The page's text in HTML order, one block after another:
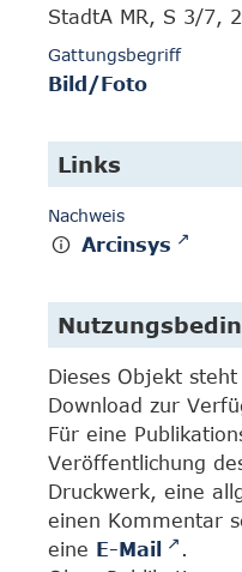
StadtA MR, S 3/7,
Gattungsbegriff
Bild/Foto
Links
Nachweis
Arcinsys
Dieses Objekt
Download zur
Für eine
Veröffentlichung
Druckwerk, eine
einen Kommentar
eine E-Mail
.